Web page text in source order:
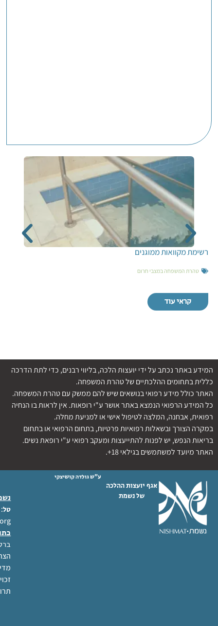
רשימת מקוואות ממוגנים
טהרת המשפחה במצבי חרום
קראי עוד
המידע באתר נכתב על ידי יועצות הלכה, בליווי רבנים, כדי לתת הדרכה
כללית בתחומים ההלכתיים של טהרת המשפחה.
האתר כולל מידע רפואי בנושאים שיש להם ממשק עם טהרת המשפחה.
כל המידע הרפואי הנמצא באתר אושר ע"י רופאות. אין לראות בו הנחיה
רפואית, אבחנה, המלצה לטיפול אישי או למניעת מחלה.
במקרה הצורך ובשאלות רפואיות פרטיות, בתחום הרפואי או בתחום
בריאות הנפש, יש לפנות להתייעצות ומעקב רפואי ע"י רופאת נשים.
האתר מיועד למשתמשים בגילאי 18+.
אגף יועצות ההלכה
של נשמת
ע"ש גולדה קושיצקי
טל: 02-6404333
ברל